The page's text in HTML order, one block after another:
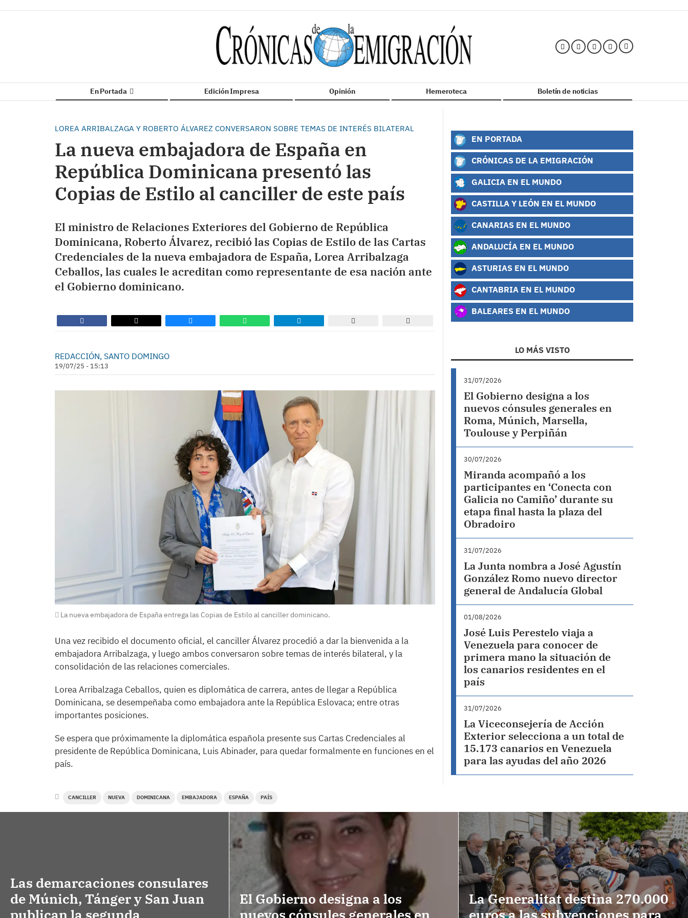
En Portada Edición Impresa Opinión Hemeroteca Boletín de noticias
LOREA ARRIBALZAGA Y ROBERTO ÁLVAREZ CONVERSARON SOBRE TEMAS DE INTERÉS BILATERAL
La nueva embajadora de España en
República Dominicana presentó las
Copias de Estilo al canciller de este país
El ministro de Relaciones Exteriores del Gobierno de República
Dominicana, Roberto Álvarez, recibió las Copias de Estilo de las Cartas
Credenciales de la nueva embajadora de España, Lorea Arribalzaga
Ceballos, las cuales le acreditan como representante de esa nación ante
el Gobierno dominicano.
REDACCIÓN, SANTO DOMINGO
19/07/25 - 15:13
La nueva embajadora de España entrega las Copias de Estilo al canciller dominicano.
Una vez recibido el documento oficial, el canciller Álvarez procedió a dar la bienvenida a la
embajadora Arribalzaga, y luego ambos conversaron sobre temas de interés bilateral, y la
consolidación de las relaciones comerciales.
Lorea Arribalzaga Ceballos, quien es diplomática de carrera, antes de llegar a República
Dominicana, se desempeñaba como embajadora ante la República Eslovaca; entre otras
importantes posiciones.
Se espera que próximamente la diplomática española presente sus Cartas Credenciales al
presidente de República Dominicana, Luis Abinader, para quedar formalmente en funciones en el
país.
CANCILLER NUEVA DOMINICANA EMBAJADORA ESPAÑA PAÍS
EN PORTADA
CRÓNICAS DE LA EMIGRACIÓN
GALICIA EN EL MUNDO
CASTILLA Y LEÓN EN EL MUNDO
CANARIAS EN EL MUNDO
ANDALUCÍA EN EL MUNDO
ASTURIAS EN EL MUNDO
CANTABRIA EN EL MUNDO
BALEARES EN EL MUNDO
LO MÁS VISTO
31/07/2026
El Gobierno designa a los
nuevos cónsules generales en
Roma, Múnich, Marsella,
Toulouse y Perpiñán
30/07/2026
Miranda acompañó a los
participantes en ‘Conecta con
Galicia no Camiño’ durante su
etapa final hasta la plaza del
Obradoiro
31/07/2026
La Junta nombra a José Agustín
González Romo nuevo director
general de Andalucía Global
01/08/2026
José Luis Perestelo viaja a
Venezuela para conocer de
primera mano la situación de
los canarios residentes en el
país
31/07/2026
La Viceconsejería de Acción
Exterior selecciona a un total de
15.173 canarios en Venezuela
para las ayudas del año 2026
Las demarcaciones consulares
de Múnich, Tánger y San Juan
publican la segunda
El Gobierno designa a los
nuevos cónsules generales en
La Generalitat destina 270.000
euros a las subvenciones para